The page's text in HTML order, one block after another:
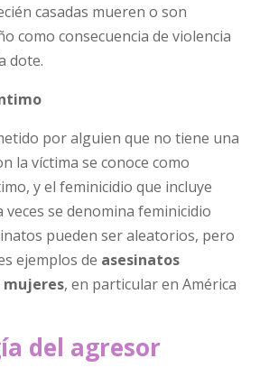
casadas mueren o son
como consecuencia de violencia
dote.
por alguien que no tiene una
la víctima se conoce como
y el feminicidio que incluye
veces se denomina feminicidio
pueden ser aleatorios, pero
ejemplos de asesinatos
mujeres, en particular en América
del agresor